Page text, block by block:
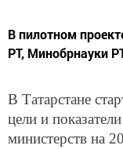
В пилотном
РТ, Минобрнауки
В Татарстане
цели и
министерств на